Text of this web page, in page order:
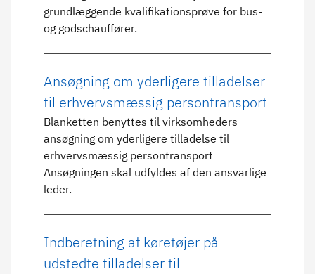
grundlæggende kvalifikationsprøve for bus-
og godschauffører.
Ansøgning om yderligere tilladelser
til erhvervsmæssig persontransport
Blanketten benyttes til virksomheders
ansøgning om yderligere tilladelse til
erhvervsmæssig persontransport
Ansøgningen skal udfyldes af den ansvarlige
leder.
Indberetning af køretøjer på
udstedte tilladelser til